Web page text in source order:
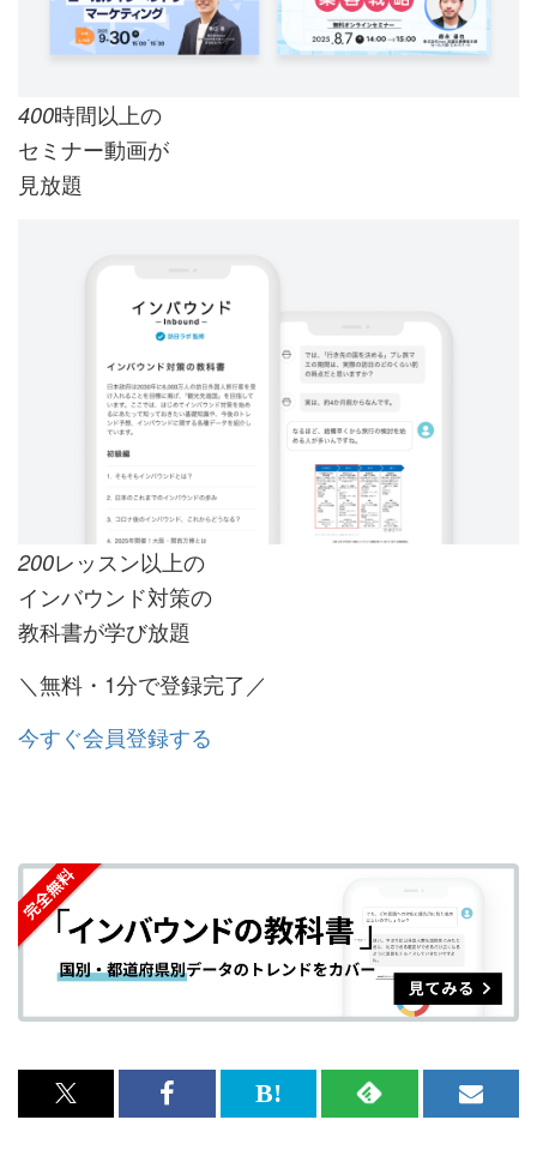
400時間以上の
セミナー動画が
見放題
200レッスン以上の
インバウンド対策の
教科書が学び放題
＼無料・1分で登録完了／
今すぐ会員登録する
x<br>
Facebook<br>
は
RSS
メ